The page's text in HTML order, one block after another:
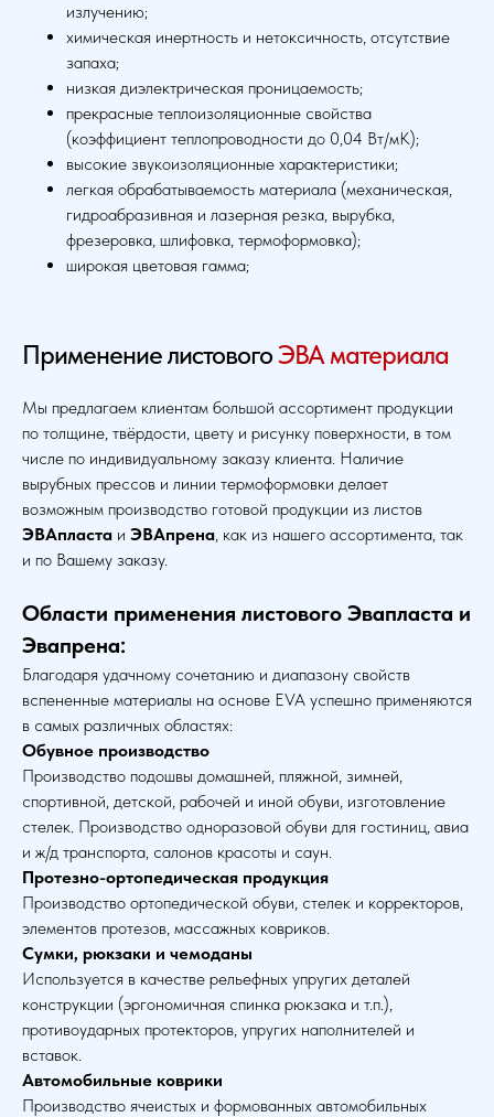
излучению;
химическая инертность и нетоксичность, отсутствие
запаха;
низкая диэлектрическая проницаемость;
прекрасные теплоизоляционные свойства
(коэффициент теплопроводности до 0,04 Вт/мК);
высокие звукоизоляционные характеристики;
легкая обрабатываемость материала (механическая,
гидроабразивная и лазерная резка, вырубка,
фрезеровка, шлифовка, термоформовка);
широкая цветовая гамма;
Применение листовогоЭВА материала
Мы предлагаем клиентам большой ассортимент продукции
по толщине, твёрдости, цвету и рисунку поверхности, в том
числе по индивидуальному заказу клиента. Наличие
вырубных прессов и линии термоформовки делает
возможным производство готовой продукции из листов
ЭВАпласта и ЭВАпрена, как из нашего ассортимента, так
и по Вашему заказу.
Области применения листового Эвапласта и
Эвапрена:
Благодаря удачному сочетанию и диапазону свойств
вспененные материалы на основе EVA успешно применяются
в самых различных областях:
Обувное производство
Производство подошвы домашней, пляжной, зимней,
спортивной, детской, рабочей и иной обуви, изготовление
стелек. Производство одноразовой обуви для гостиниц, авиа
и ж/д транспорта, салонов красоты и саун.
Протезно-ортопедическая продукция
Производство ортопедической обуви, стелек и корректоров,
элементов протезов, массажных ковриков.
Сумки, рюкзаки и чемоданы
Используется в качестве рельефных упругих деталей
конструкции (эргономичная спинка рюкзака и т.п.),
противоударных протекторов, упругих наполнителей и
вставок.
Автомобильные коврики
Производство ячеистых и формованных автомобильных